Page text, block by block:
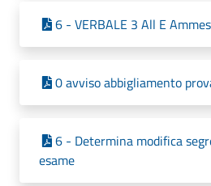
6 - VERBALE 3 All E
0 avviso abbigliamento
6 - Determina modifica
esame